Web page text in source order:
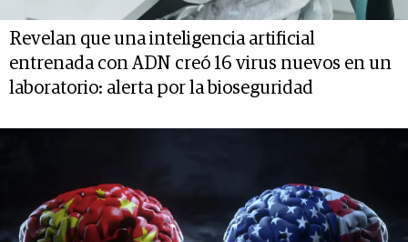
Revelan que una inteligencia artificial
entrenada con ADN creó 16 virus nuevos en un
laboratorio: alerta por la bioseguridad